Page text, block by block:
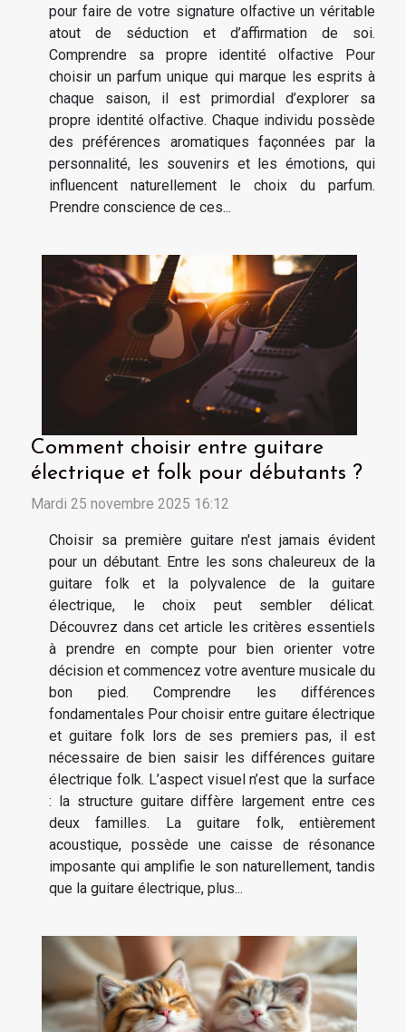
pour faire de votre signature olfactive un véritable
atout de séduction et d’affirmation de soi.
Comprendre sa propre identité olfactive Pour
choisir un parfum unique qui marque les esprits à
chaque saison, il est primordial d’explorer sa
propre identité olfactive. Chaque individu possède
des préférences aromatiques façonnées par la
personnalité, les souvenirs et les émotions, qui
influencent naturellement le choix du parfum.
Prendre conscience de ces...
Comment choisir entre guitare
électrique et folk pour débutants ?
Mardi 25 novembre 2025 16:12
Choisir sa première guitare n'est jamais évident
pour un débutant. Entre les sons chaleureux de la
guitare folk et la polyvalence de la guitare
électrique, le choix peut sembler délicat.
Découvrez dans cet article les critères essentiels
à prendre en compte pour bien orienter votre
décision et commencez votre aventure musicale du
bon pied. Comprendre les différences
fondamentales Pour choisir entre guitare électrique
et guitare folk lors de ses premiers pas, il est
nécessaire de bien saisir les différences guitare
électrique folk. L’aspect visuel n’est que la surface
: la structure guitare diffère largement entre ces
deux familles. La guitare folk, entièrement
acoustique, possède une caisse de résonance
imposante qui amplifie le son naturellement, tandis
que la guitare électrique, plus...